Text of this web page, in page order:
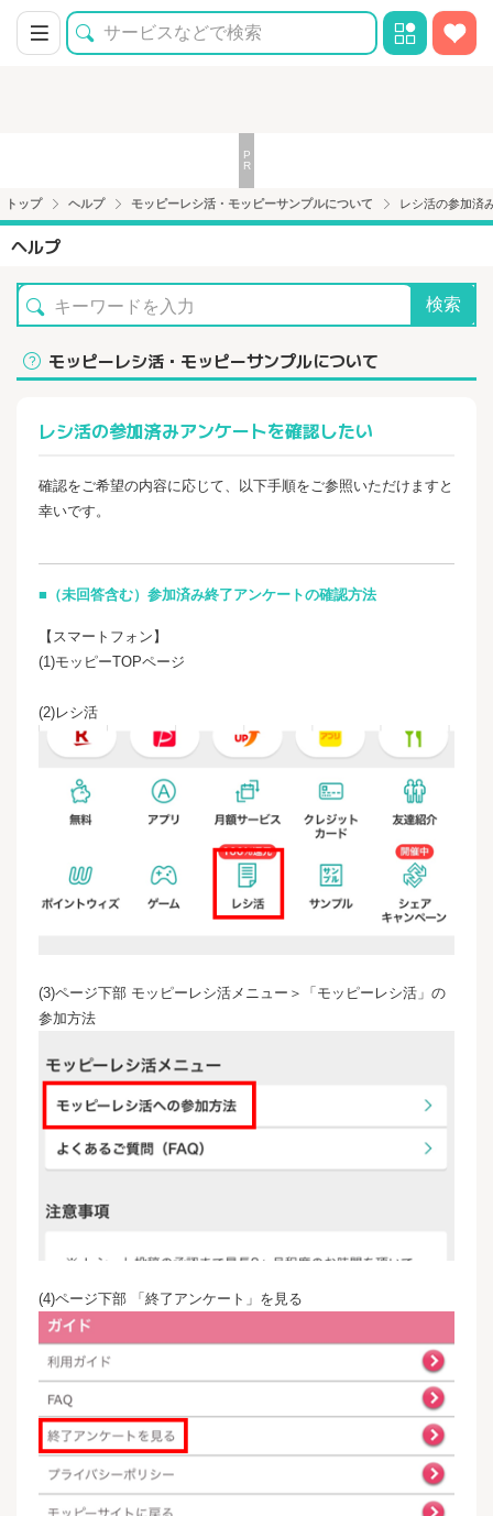
トップ ヘルプ モッピーレシ活・モッピーサンプルについて レシ活の参加済
ヘルプ
検索
モッピーレシ活・モッピーサンプルについて
レシ活の参加済みアンケートを確認したい
確認をご希望の内容に応じて、以下手順をご参照いただけますと
幸いです。
■（未回答含む）参加済み終了アンケートの確認方法
【スマートフォン】
(1)モッピーTOPページ
(2)レシ活
(3)ページ下部 モッピーレシ活メニュー＞「モッピーレシ活」の
参加方法
(4)ページ下部 「終了アンケート」を見る